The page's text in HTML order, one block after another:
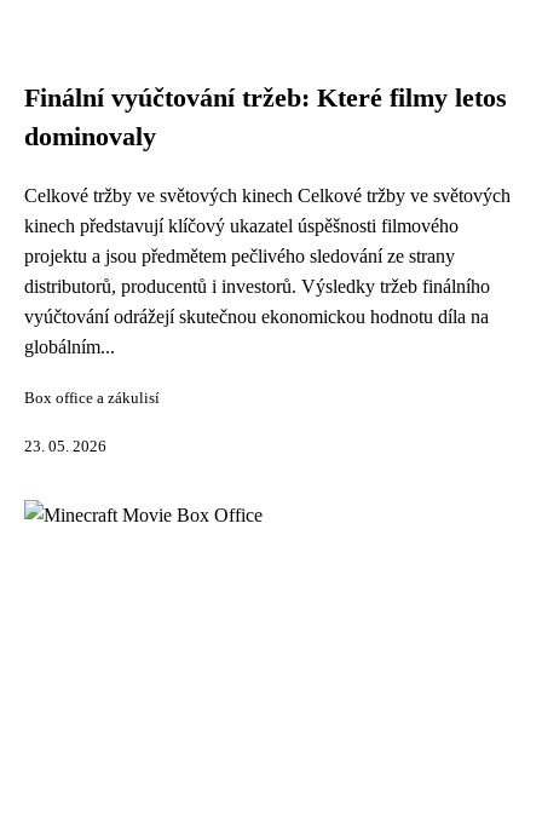
Finální vyúčtování tržeb: Které filmy letos
dominovaly
Celkové tržby ve světových kinech Celkové tržby ve světových
kinech představují klíčový ukazatel úspěšnosti filmového
projektu a jsou předmětem pečlivého sledování ze strany
distributorů, producentů i investorů. Výsledky tržeb finálního
vyúčtování odrážejí skutečnou ekonomickou hodnotu díla na
globálním...
Box office a zákulisí
23. 05. 2026